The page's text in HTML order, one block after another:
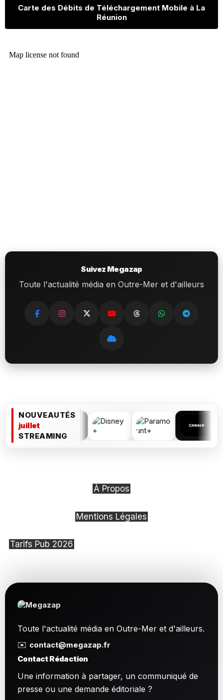
Carte des Débits de Téléchargement Mobile à La
Réunion
Suivez Megazap
Toute l'actualité média en Outre-Mer et d'ailleurs
NOUVEAUTÉS
juillet
STREAMING
À Propos
Mentions Légales
Tarifs Pub 2026
Toute l'actualité média en Outre-Mer et d'ailleurs.
✉️ contact@megazap.fr
Contact Rédaction
Une information à partager, un communiqué de
presse ou une demande éditoriale ?